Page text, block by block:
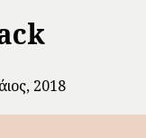
2018